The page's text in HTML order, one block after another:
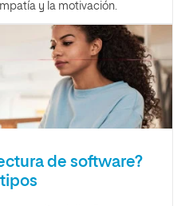
y la motivación.
de software?